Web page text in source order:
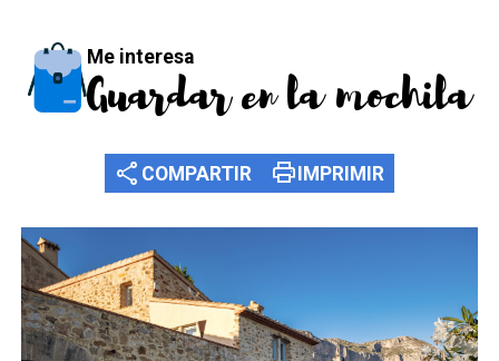
Me interesa
Guardar en la mochila
share COMPARTIR printIMPRIMIR